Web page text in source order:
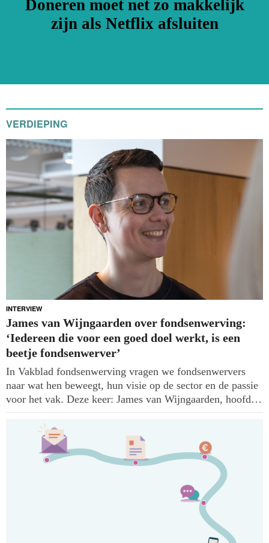
Doneren moet net zo makkelijk
zijn als Netflix afsluiten
VERDIEPING
INTERVIEW
James van Wijngaarden over fondsenwerving:
‘Iedereen die voor een goed doel werkt, is een
beetje fondsenwerver’
In Vakblad fondsenwerving vragen we fondsenwervers
naar wat hen beweegt, hun visie op de sector en de passie
voor het vak. Deze keer: James van Wijngaarden, hoofd
marketing, communicatie en fondsenwerving bij Stichting
Long COVID, een jonge organisatie die geld inzamelt om
wetenschappelijk onderzoek te doen naar de ziekte die
naar schatting bijna een half miljoen Nederlanders
beperkt, nu nog zonder uitzicht op verbetering.